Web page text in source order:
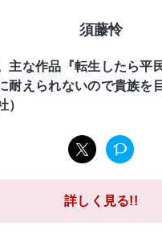
須藤怜
主な作品『転生したら平
耐えられないので貴族を
）
詳しく見る!!